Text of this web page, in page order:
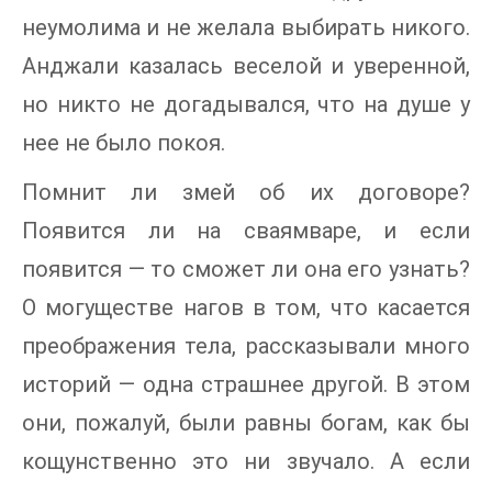
неумолима и не желала выбирать никого.
Анджали казалась веселой и уверенной,
но никто не догадывался, что на душе у
нее не было покоя.
Помнит ли змей об их договоре?
Появится ли на сваямваре, и если
появится — то сможет ли она его узнать?
О могуществе нагов в том, что касается
преображения тела, рассказывали много
историй — одна страшнее другой. В этом
они, пожалуй, были равны богам, как бы
кощунственно это ни звучало. А если